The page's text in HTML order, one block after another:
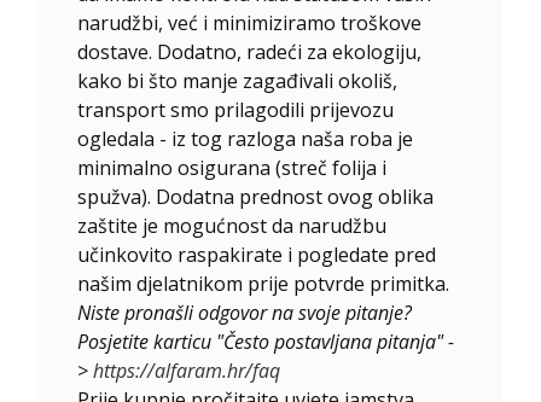
narudžbi, već i minimiziramo troškove
dostave. Dodatno, radeći za ekologiju,
kako bi što manje zagađivali okoliš,
transport smo prilagodili prijevozu
ogledala - iz tog razloga naša roba je
minimalno osigurana (streč folija i
spužva). Dodatna prednost ovog oblika
zaštite je mogućnost da narudžbu
učinkovito raspakirate i pogledate pred
našim djelatnikom prije potvrde primitka.
Niste pronašli odgovor na svoje pitanje?
Posjetite karticu "Često postavljana pitanja" -
>https://alfaram.hr/faq